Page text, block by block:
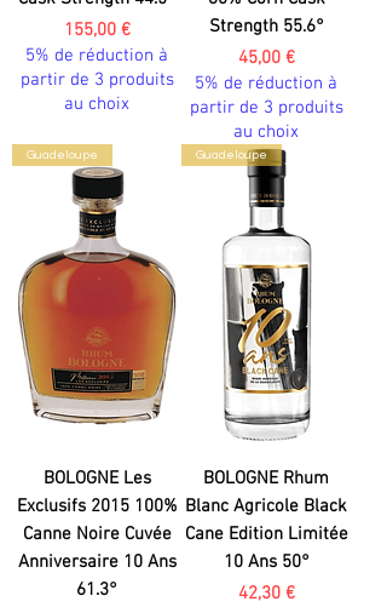
Prix
155,00 €
5% de réduction à
partir de 3 produits
au choix
Strength 55.6°
Prix
45,00 €
5% de réduction à
partir de 3 produits
au choix
Guadeloupe
BOLOGNE Les
Exclusifs 2015 100%
Canne Noire Cuvée
Anniversaire 10 Ans
61.3°
Guadeloupe
BOLOGNE Rhum
Blanc Agricole Black
Cane Edition Limitée
10 Ans 50°
Prix
42,30 €